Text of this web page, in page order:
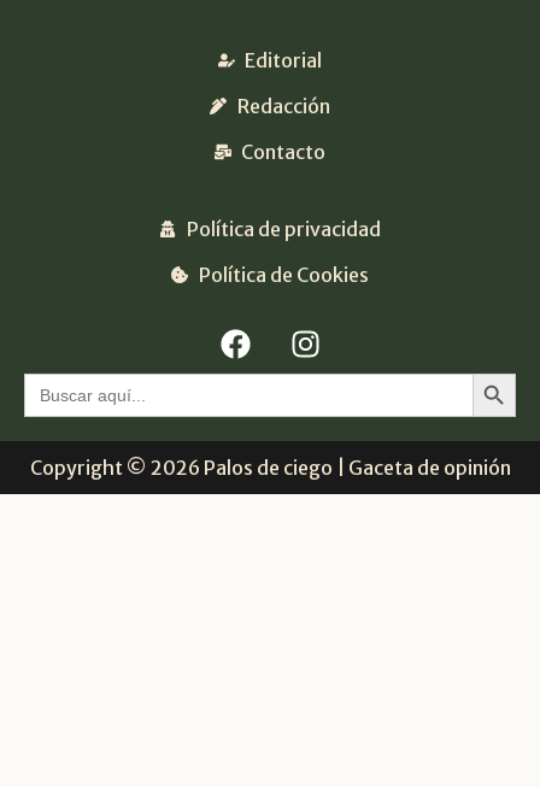
Editorial
Redacción
Contacto
Política de privacidad
Política de Cookies
Buscar: Botón
Copyright © 2026 Palos de ciego | Gaceta de opinión